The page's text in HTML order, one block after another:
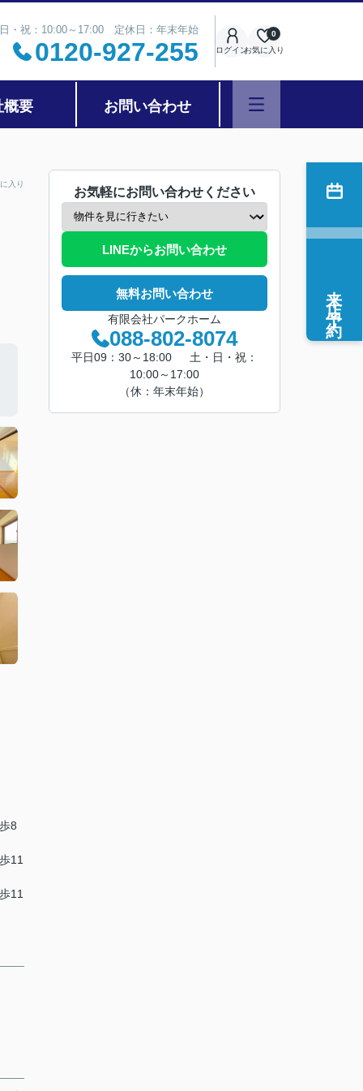
・祝：10:00～17:00 定休日：年末年始
0120-927-255 ログインお気に入り
0
概要 お問い合わせ
入り
8
11
11
お気軽にお問い合わせください
LINEからお問い合わせ
無料お問い合わせ
有限会社パークホーム
088-802-8074
平日09：30～18:00 土・日・祝：
10:00～17:00
（休：年末年始）
来店予約